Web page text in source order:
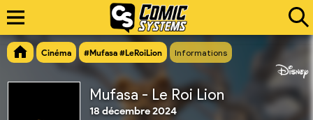
Cinéma #Mufasa #LeRoiLion Informations
Mufasa - Le Roi Lion
18 décembre 2024